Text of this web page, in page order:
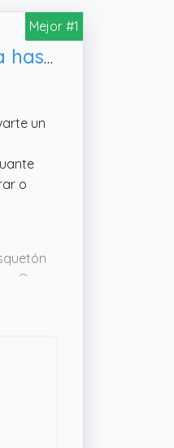
Mejor #1
Jowy. Entrenamiento en Suspension Trainer o Training con Correas Ajustables de Carga hasta 500kg. Ideal para Ejercicios y Entrenamientos de Musculación. Azul
un
o
Que
un